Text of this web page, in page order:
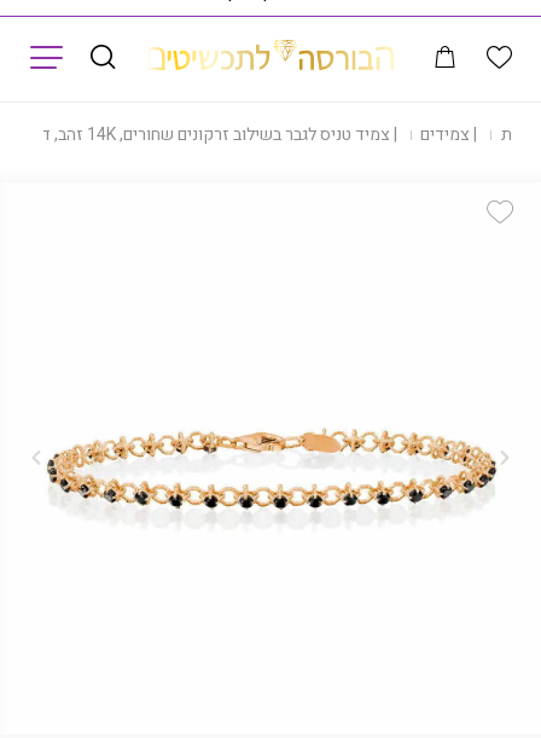
חנות |צמידים |צמיד טניס לגבר בשילוב זרקונים שחורים, 14K זהב, דגם BZ2351915